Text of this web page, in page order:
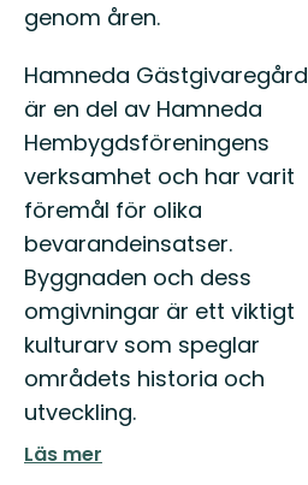
genom åren.
Hamneda Gästgivaregård
är en del av Hamneda
Hembygdsföreningens
verksamhet och har varit
föremål för olika
bevarandeinsatser.
Byggnaden och dess
omgivningar är ett viktigt
kulturarv som speglar
områdets historia och
utveckling.
Läs mer